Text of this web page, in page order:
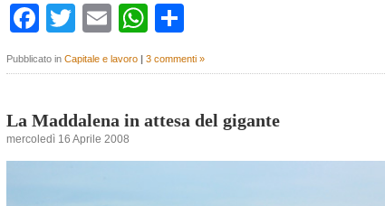
Facebook
TwitterEmailWhatsApp
Pubblicato in Capitale e lavoro | 3 commenti »
La Maddalena in attesa del gigante
mercoledì 16 Aprile 2008